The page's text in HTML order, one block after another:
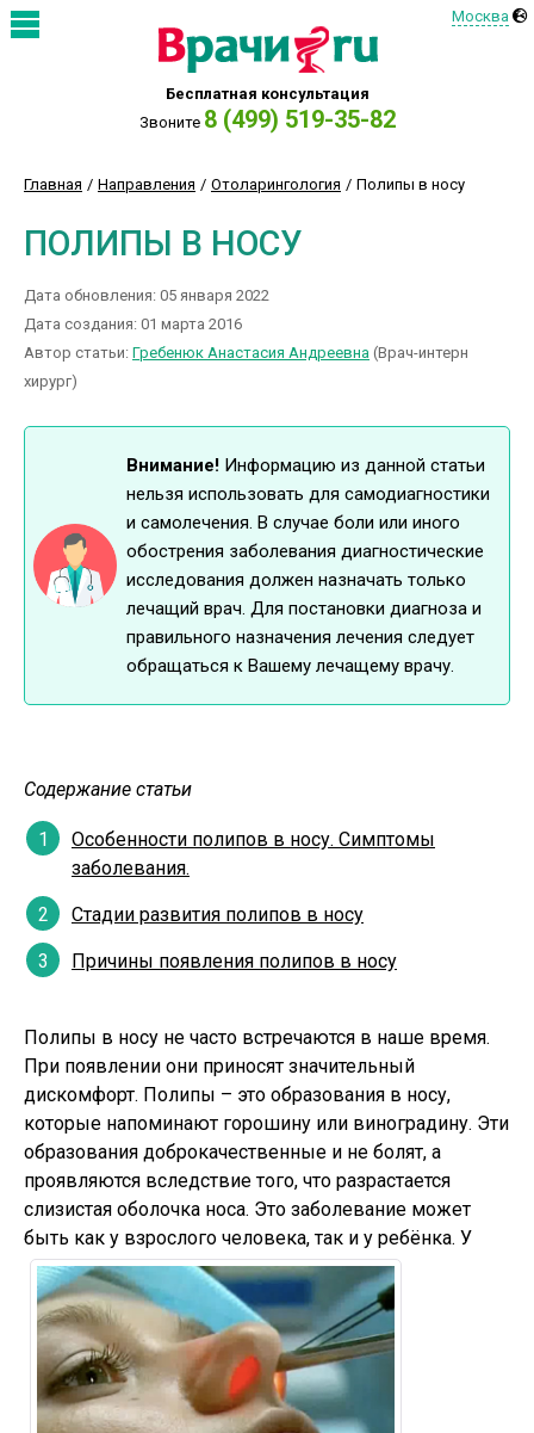
Бесплатная консультация
Звоните 8 (499) 519-35-82
Москва
Главная Направления Отоларингология Полипы в носу
ПОЛИПЫ В НОСУ
Дата обновления: 05 января 2022
Дата создания: 01 марта 2016
Автор статьи: Гребенюк Анастасия Андреевна (Врач-интерн
хирург)
Внимание! Информацию из данной статьи
нельзя использовать для самодиагностики
и самолечения. В случае боли или иного
обострения заболевания диагностические
исследования должен назначать только
лечащий врач. Для постановки диагноза и
правильного назначения лечения следует
обращаться к Вашему лечащему врачу.
Содержание статьи
Особенности полипов в носу. Симптомы
заболевания.
Стадии развития полипов в носу
Причины появления полипов в носу
Полипы в носу не часто встречаются в наше время.
При появлении они приносят значительный
дискомфорт. Полипы – это образования в носу,
которые напоминают горошину или виноградину. Эти
образования доброкачественные и не болят, а
проявляются вследствие того, что разрастается
слизистая оболочка носа. Это заболевание может
быть как у взрослого человека, так и у ребёнка. У